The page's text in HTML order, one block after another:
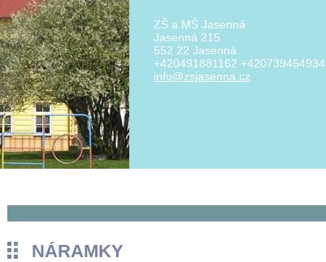
ZŠ a MŠ Jasenná
Jasenná 215
552 22 Jasenná
+420491881162 +420739454934
info@zsjasenna.cz
NÁRAMKY